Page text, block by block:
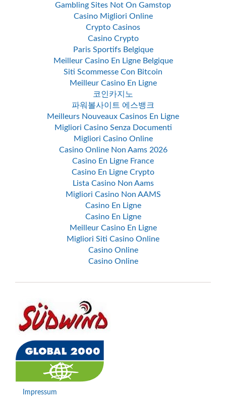
Gambling Sites Not On Gamstop
Casino Migliori Online
Crypto Casinos
Casino Crypto
Paris Sportifs Belgique
Meilleur Casino En Ligne Belgique
Siti Scommesse Con Bitcoin
Meilleur Casino En Ligne
코인카지노
파워볼사이트 에스뱅크
Meilleurs Nouveaux Casinos En Ligne
Migliori Casino Senza Documenti
Migliori Casino Online
Casino Online Non Aams 2026
Casino En Ligne France
Casino En Ligne Crypto
Lista Casino Non Aams
Migliori Casino Non AAMS
Casino En Ligne
Casino En Ligne
Meilleur Casino En Ligne
Migliori Siti Casino Online
Casino Online
Casino Online
Impressum